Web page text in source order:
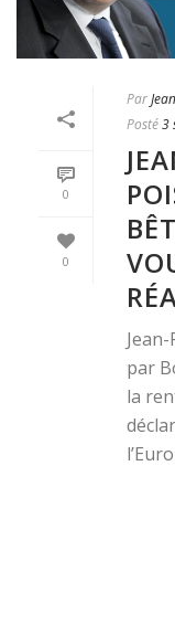
0
0
Par
Posté3
par
la